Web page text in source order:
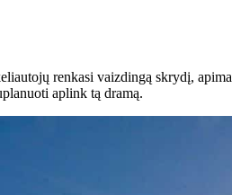
renkasi vaizdingą skrydį,
aplink tą dramą.